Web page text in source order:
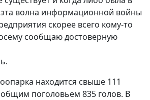
эта волна информационной войны
скорее всего кому-то
сообщаю достоверную
находится свыше 111
поголовьем 835 голов. В